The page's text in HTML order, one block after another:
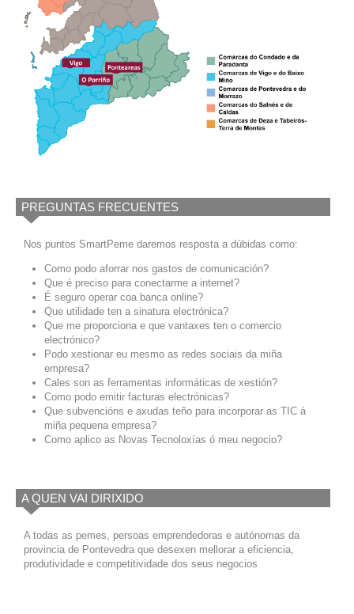
PREGUNTAS FRECUENTES
Nos puntos SmartPeme daremos resposta a dúbidas como:
Como podo aforrar nos gastos de comunicación?
Que é preciso para conectarme a internet?
É seguro operar coa banca online?
Que utilidade ten a sinatura electrónica?
Que me proporciona e que vantaxes ten o comercio
electrónico?
Podo xestionar eu mesmo as redes sociais da miña
empresa?
Cales son as ferramentas informáticas de xestión?
Como podo emitir facturas electrónicas?
Que subvencións e axudas teño para incorporar as TIC á
miña pequena empresa?
Como aplico as Novas Tecnoloxías ó meu negocio?
A QUEN VAI DIRIXIDO
A todas as pemes, persoas emprendedoras e autónomas da
provincia de Pontevedra que desexen mellorar a eficiencia,
produtividade e competitividade dos seus negocios